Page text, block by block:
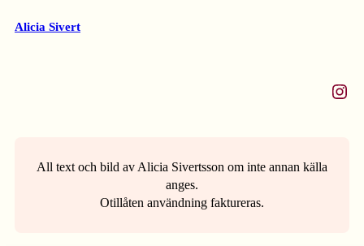
Alicia Sivert
Instagram
All text och bild av Alicia Sivertsson om inte annan källa
anges.
Otillåten användning faktureras.